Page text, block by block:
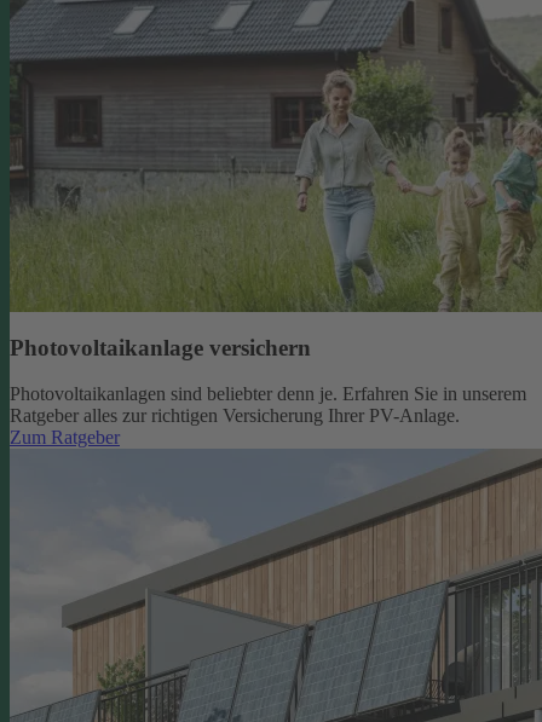
Photovoltaikanlage versichern
Photovoltaikanlagen sind beliebter denn je. Erfahren Sie in unserem
Ratgeber alles zur richtigen Versicherung Ihrer PV-Anlage.
Zum Ratgeber